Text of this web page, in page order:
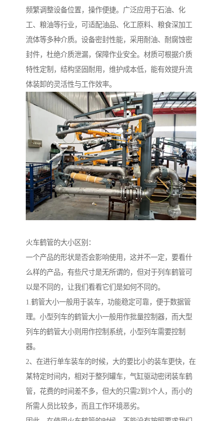
频繁调整设备位置，操作便捷。广泛应用于石油、化
工、粮油等行业，可适配油品、化工原料、粮食深加工
流体等多种介质。设备密封性能，采用耐油、耐腐蚀密
封件，杜绝介质泄漏，保障作业安全。材质可根据介质
特性定制，结构坚固耐用，维护成本低，能有效提升流
体装卸的灵活性与工作效率。
火车鹤管的大小区别：
一个产品的形状是否会影响使用，这并不一定，要看什
么样的产品，有些尺寸是无所谓的，但对于列车鹤管可
以是不同的，让我们看看它们是如何不同的。
1.鹤管大小一般用于装车，功能稳定可靠，便于数据管
理。小型列车的鹤管大小一般用作批量控制器，而大型
列车的鹤管大小则用作控制系统，小型列车需要控制
器。
2、在进行单车装车的时候，大的要比小的装车更快，在
某特定时间内，相对于整列罐车，气缸驱动密闭装车鹤
管，花费的时间差不多，但大的只需2到3个人，而小的
所需人员比较多，而且工作环境恶劣。